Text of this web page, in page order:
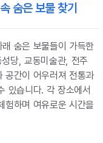
숨은 보물 찾기
숨은 보물들이 가득한
당, 교동미술관, 전주
공간이 어우러져 전통과
있습니다. 각 장소에서
험하며 여유로운 시간을